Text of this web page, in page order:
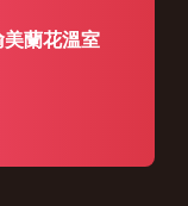
蘭花溫室